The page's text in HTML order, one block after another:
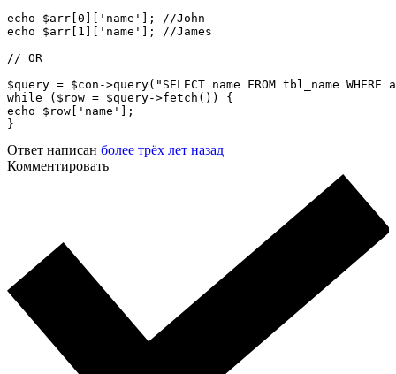
echo $arr[0]['name']; //John
echo $arr[1]['name']; //James
// OR
$query = $con->query("SELECT name FROM tbl_name
while ($row = $query->fetch()) {
echo $row['name'];
}
Ответ написан более трёх лет назад
Комментировать